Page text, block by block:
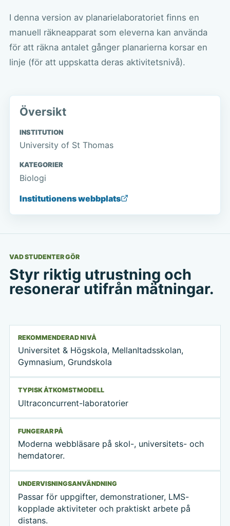
I denna version av planarielaboratoriet finns en
manuell räkneapparat som eleverna kan använda
för att räkna antalet gånger planarierna korsar en
linje (för att uppskatta deras aktivitetsnivå).
Översikt
INSTITUTION
University of St Thomas
KATEGORIER
Biologi
Institutionens webbplats
VAD STUDENTER GÖR
Styr riktig utrustning och
resonerar utifrån mätningar.
REKOMMENDERAD NIVÅ
Universitet & Högskola, MellanItadsskolan,
Gymnasium, Grundskola
TYPISK ÅTKOMSTMODELL
Ultraconcurrent-laboratorier
FUNGERAR PÅ
Moderna webbläsare på skol-, universitets- och
hemdatorer.
UNDERVISNINGSANVÄNDNING
Passar för uppgifter, demonstrationer, LMS-
kopplade aktiviteter och praktiskt arbete på
distans.